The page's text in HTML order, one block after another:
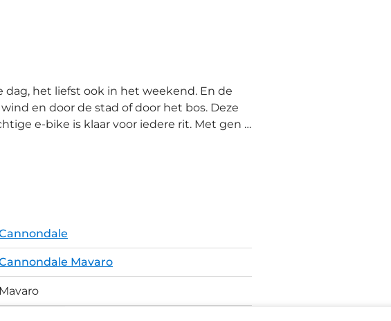
en door de stad of door het bos. Deze
bike is klaar voor iedere rit. Met gen 5
flinke 800Wh uitneembare PowerTube
lage trapas biedt stabiliteit en de grote
zadelpen helpt je oneffen wegen
onderhoud. De krachtige Tektro
het weer en de omstandigheden.
je nooit zonder zit. Deze RackLock
Mavaro
Mavaro